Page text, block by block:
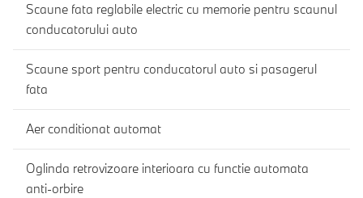
Scaune fata reglabile electric cu memorie pentru scaunul
conducatorului auto
Scaune sport pentru conducatorul auto si pasagerul
fata
Aer conditionat automat
Oglinda retrovizoare interioara cu functie automata
anti-orbire